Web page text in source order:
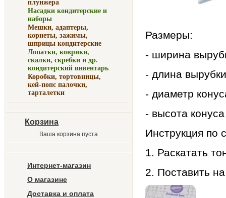
плунжера
Насадки кондитерские и
наборы
Мешки, адаптеры,
корнеты, зажимы,
шприцы кондитерские
Лопатки, коврики,
скалки, скребки и др.
кондитерский инвентарь
Коробки, тортовницы,
кей-попс палочки,
тарталетки
Корзина
Ваша корзина пуста
Интернет-магазин
О магазине
Доставка и оплата
Размеры:
- ширина
- длина
- диаметр
- высота
Инструкция по
1. Раскатать
2. Поставить